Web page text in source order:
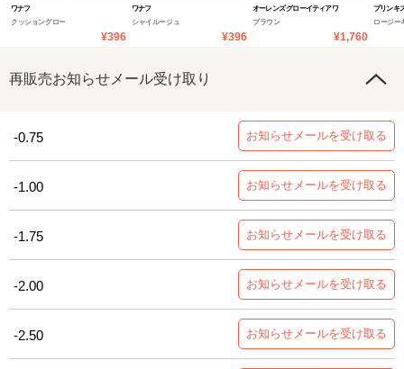
ワナフ
クッショングロー
¥396
ワナフ
シャイルージュ
¥396
オーレンズ グローイティアワ
ブラウン
¥1,760
プリンキ
ロージー
再販売お知らせメール受け取り
-0.75 お知らせメールを受け取る
-1.00 お知らせメールを受け取る
-1.75 お知らせメールを受け取る
-2.00 お知らせメールを受け取る
-2.50 お知らせメールを受け取る